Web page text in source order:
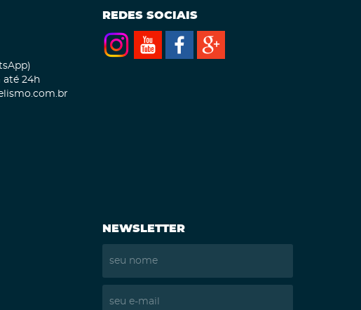
até 24h
REDES SOCIAIS
NEWSLETTER